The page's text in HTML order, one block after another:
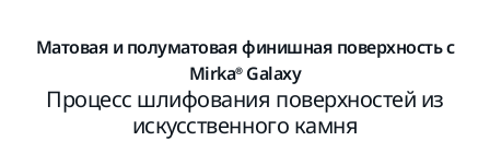
Матовая и полуматовая финишная поверхность с
Mirka® Galaxy
Процесс шлифования поверхностей из
искусственного камня